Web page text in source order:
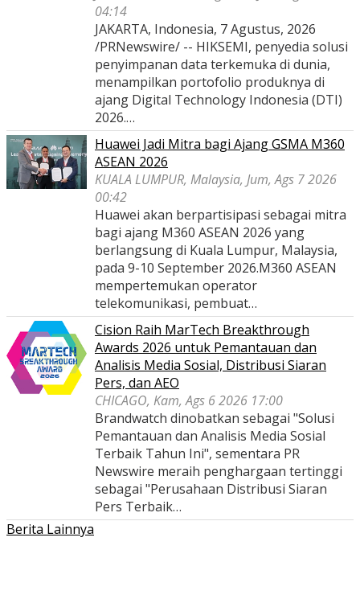
04:14
JAKARTA, Indonesia, 7 Agustus, 2026
/PRNewswire/ -- HIKSEMI, penyedia solusi
penyimpanan data terkemuka di dunia,
menampilkan portofolio produknya di
ajang Digital Technology Indonesia (DTI)
2026.…
Huawei Jadi Mitra bagi Ajang GSMA M360
ASEAN 2026
KUALA LUMPUR, Malaysia, Jum, Ags 7 2026
00:42
Huawei akan berpartisipasi sebagai mitra
bagi ajang M360 ASEAN 2026 yang
berlangsung di Kuala Lumpur, Malaysia,
pada 9-10 September 2026.M360 ASEAN
mempertemukan operator
telekomunikasi, pembuat…
Cision Raih MarTech Breakthrough
Awards 2026 untuk Pemantauan dan
Analisis Media Sosial, Distribusi Siaran
Pers, dan AEO
CHICAGO, Kam, Ags 6 2026 17:00
Brandwatch dinobatkan sebagai "Solusi
Pemantauan dan Analisis Media Sosial
Terbaik Tahun Ini", sementara PR
Newswire meraih penghargaan tertinggi
sebagai "Perusahaan Distribusi Siaran
Pers Terbaik…
Berita Lainnya